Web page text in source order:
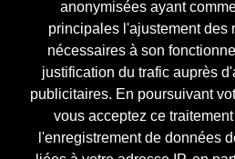
anonymisées ayant
principales l'ajustement des
nécessaires à son
justification du trafic auprès
publicitaires. En poursuivant
vous acceptez ce
l'enregistrement de données
Bienvenue
Réalisations
Divers (et d’été)
Annonces